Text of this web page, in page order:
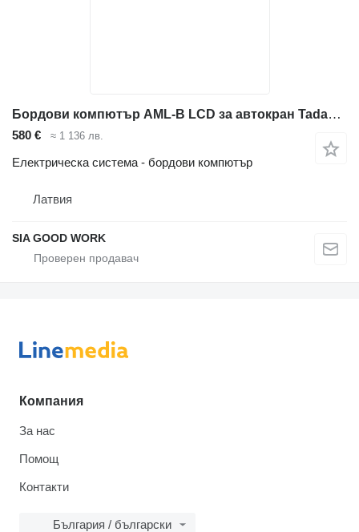
Бордови компютър AML-B LCD за автокран Tadano Faun AML B
580 € ≈ 1 136 лв.
Електрическа система - бордови компютър
Латвия
SIA GOOD WORK
Компания
За нас
Помощ
Контакти
България / български